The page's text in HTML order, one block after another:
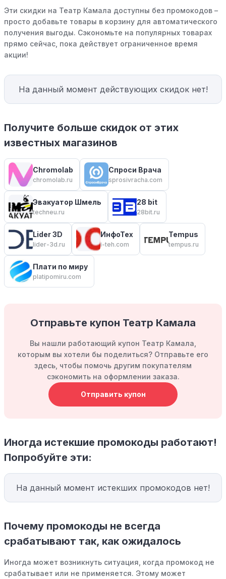
Эти скидки на Театр Камала доступны без промокодов –
просто добавьте товары в корзину для автоматического
получения выгоды. Сэкономьте на популярных товарах
прямо сейчас, пока действует ограниченное время
акции!
На данный момент действующих скидок нет!
Получите больше скидок от этих
известных магазинов
Chromolab
chromolab.ru
Спроси Врача
sprosivracha.com
Эвакуатор Шмель
techneu.ru
28 bit
28bit.ru
Lider 3D
lider-3d.ru
ИнфоТех
i-teh.com
Tempus
tempus.ru
Плати по миру
platipomiru.com
Отправьте купон Театр Камала
Вы нашли работающий купон Театр Камала,
которым вы хотели бы поделиться? Отправьте его
здесь, чтобы помочь другим покупателям
сэкономить на оформлении заказа.
Отправить купон
Иногда истекшие промокоды работают!
Попробуйте эти:
На данный момент истекших промокодов нет!
Почему промокоды не всегда
срабатывают так, как ожидалось
Иногда может возникнуть ситуация, когда промокод не
срабатывает или не применяется. Этому может